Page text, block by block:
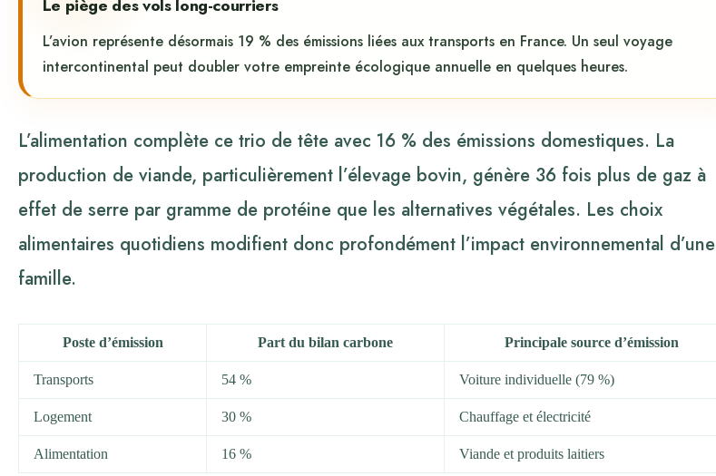
Le piège des vols long-courriers
L’avion représente désormais 19 % des émissions liées aux transports en France. Un seul voyage
intercontinental peut doubler votre empreinte écologique annuelle en quelques heures.
L’alimentation complète ce trio de tête avec 16 % des émissions domestiques. La
production de viande, particulièrement l’élevage bovin, génère 36 fois plus de gaz à
effet de serre par gramme de protéine que les alternatives végétales. Les choix
alimentaires quotidiens modifient donc profondément l’impact environnemental d’une
famille.
Poste d’émission Part du bilan carbone Principale source d’émission
Transports 54 % Voiture individuelle (79 %)
Logement 30 % Chauffage et électricité
Alimentation 16 % Viande et produits laitiers